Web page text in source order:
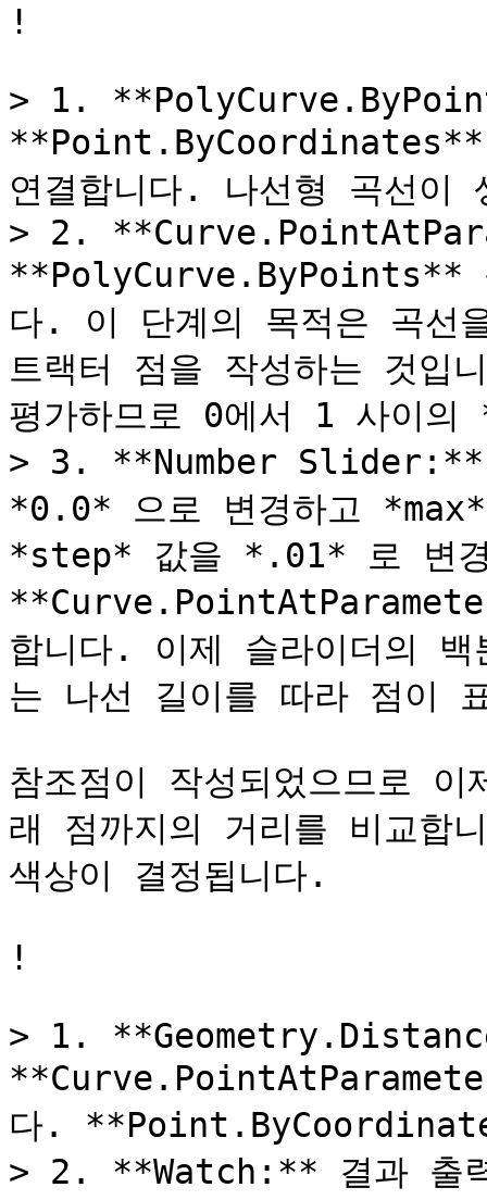
!
> 1.
**Point.ByCoordinates**
연결합니다. 나선형 곡선이
> 2.
**PolyCurve.ByPoints**
다. 이 단계의 목적은 곡선
트랙터 점을 작성하는 것입
평가하므로 0에서 1 사이
> 3. **Number Slider:**
*0.0* 으로 변경하고
*step* 값을 *.01* 로 변경
합니다. 이제 슬라이더의
는 나선 길이를 따라 점이
참조점이 작성되었으므로
래 점까지의 거리를 비교
색상이 결정됩니다.
!
> 1.
다.
> 2. **Watch:** 결과 출력